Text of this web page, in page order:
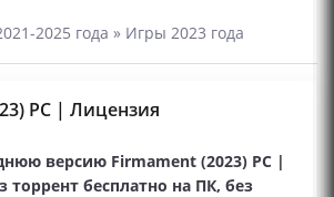
2025 года » Игры 2023 года
PC | Лицензия
версию Firmament (2023) PC |
торрент бесплатно на ПК, без